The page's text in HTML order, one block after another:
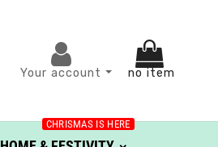
Your account no item
CHRISMAS IS HERE